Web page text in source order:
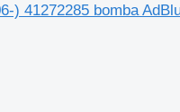
) 41272285 bomba